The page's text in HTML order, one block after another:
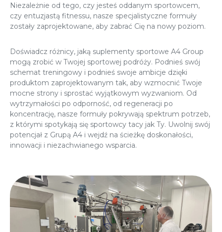
Niezależnie od tego, czy jesteś oddanym sportowcem,
czy entuzjastą fitnessu, nasze specjalistyczne formuły
zostały zaprojektowane, aby zabrać Cię na nowy poziom.
Doświadcz różnicy, jaką suplementy sportowe A4 Group
mogą zrobić w Twojej sportowej podróży. Podnieś swój
schemat treningowy i podnieś swoje ambicje dzięki
produktom zaprojektowanym tak, aby wzmocnić Twoje
mocne strony i sprostać wyjątkowym wyzwaniom. Od
wytrzymałości po odporność, od regeneracji po
koncentrację, nasze formuły pokrywają spektrum potrzeb,
z którymi spotykają się sportowcy tacy jak Ty. Uwolnij swój
potencjał z Grupą A4 i wejdź na ścieżkę doskonałości,
innowacji i niezachwianego wsparcia.